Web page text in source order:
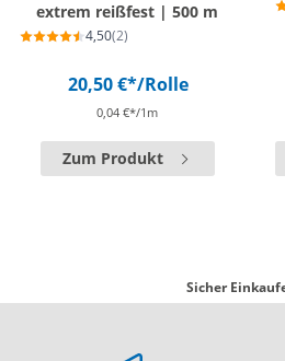
extrem reißfest | 500 m
4,50(2)
20,50 €*/Rolle
0,04 €*/1m
Zum Produkt
Sicher